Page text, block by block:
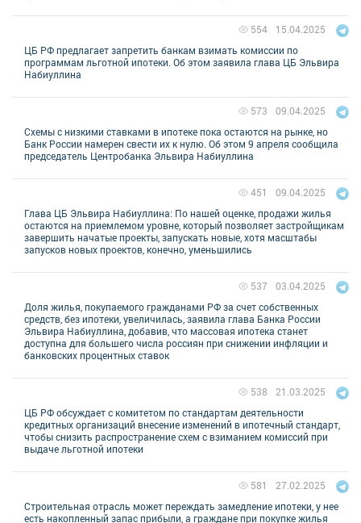
ЦБ РФ предлагает запретить банкам взимать комиссии по
программам льготной ипотеки. Об этом заявила глава ЦБ Эльвира
Набиуллина
15.04.2025
554
Схемы с низкими ставками в ипотеке пока остаются на рынке, но
Банк России намерен свести их к нулю. Об этом 9 апреля сообщила
председатель Центробанка Эльвира Набиуллина
09.04.2025
573
Глава ЦБ Эльвира Набиуллина: По нашей оценке, продажи жилья
остаются на приемлемом уровне, который позволяет застройщикам
завершить начатые проекты, запускать новые, хотя масштабы
запусков новых проектов, конечно, уменьшились
09.04.2025
451
Доля жилья, покупаемого гражданами РФ за счет собственных
средств, без ипотеки, увеличилась, заявила глава Банка России
Эльвира Набиуллина, добавив, что массовая ипотека станет
доступна для большего числа россиян при снижении инфляции и
банковских процентных ставок
03.04.2025
537
ЦБ РФ обсуждает с комитетом по стандартам деятельности
кредитных организаций внесение изменений в ипотечный стандарт,
чтобы снизить распространение схем с взиманием комиссий при
выдаче льготной ипотеки
21.03.2025
538
Строительная отрасль может переждать замедление ипотеки, у нее
есть накопленный запас прибыли, а граждане при покупке жилья
27.02.2025
581